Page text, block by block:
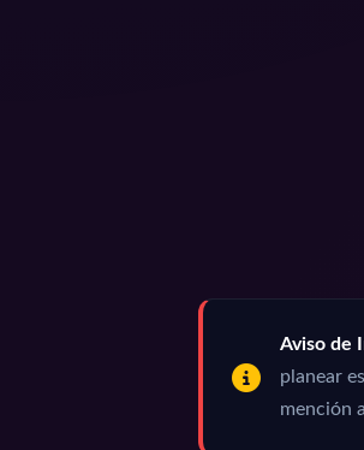
Aviso de
planear
mención